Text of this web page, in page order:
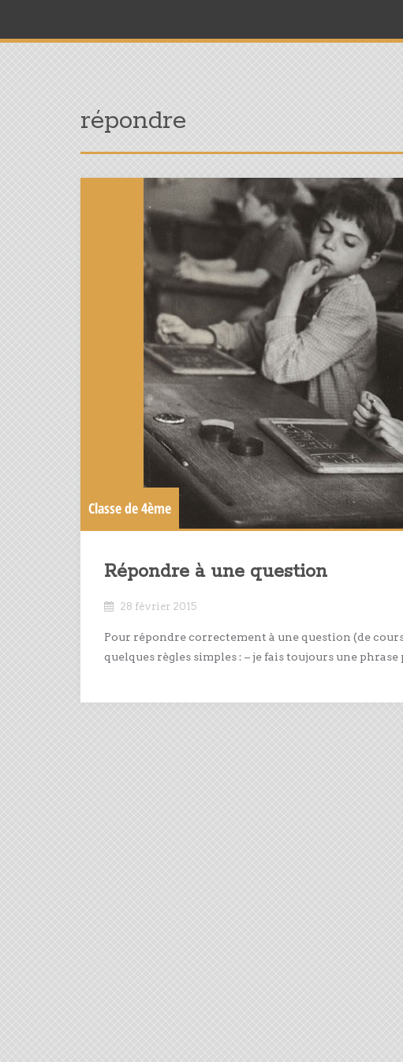
répondre
Classe de 4ème
Répondre à une question
28 février 2015
Pour répondre correctement à une question (de
quelques règles simples : – je fais toujours une